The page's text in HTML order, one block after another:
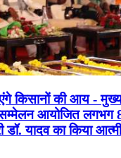
किसानों की आय -
आयोजित लगभग
यादव का किया